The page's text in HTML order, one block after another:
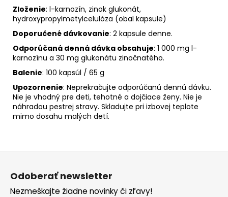
Zloženie: l-karnozín, zinok glukonát,
hydroxypropylmetylcelulóza (obal kapsule)
Doporučené dávkovanie: 2 kapsule denne.
Odporúčaná denná dávka obsahuje: 1 000 mg l-
karnozínu a 30 mg glukonátu zinočnatého.
Balenie: 100 kapsúl / 65 g
Upozornenie: Neprekračujte odporúčanú dennú dávku.
Nie je vhodný pre deti, tehotné a dojčiace ženy. Nie je
náhradou pestrej stravy. Skladujte pri izbovej teplote
mimo dosahu malých detí.
Z
Odoberať newsletter
Nezmeškajte žiadne novinky či zľavy!